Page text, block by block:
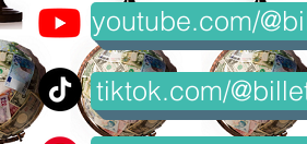
youtube.com/
tiktok.com/